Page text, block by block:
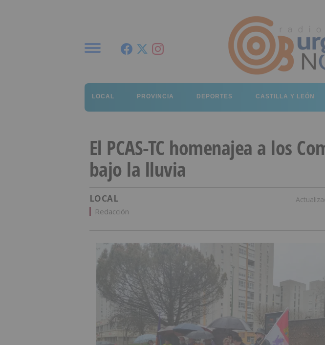
LOCAL PROVINCIA DEPORTES CASTILLA Y LEÓN
El PCAS-TC homenajea a los
bajo la lluvia
LOCAL
Redacción